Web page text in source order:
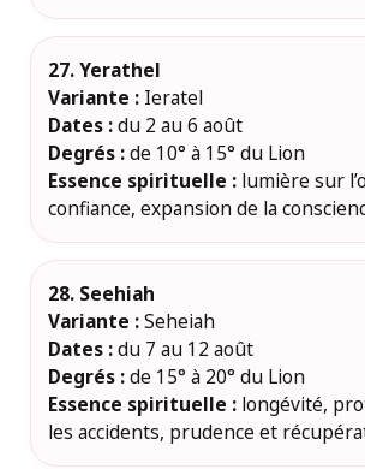
27. Yerathel
Variante : Ieratel
Dates :du 2 au 6 août
Degrés :de 10° à 15° du Lion
Essence spirituelle : lumière sur
confiance, expansion de la
28. Seehiah
Variante :Seheiah
Dates :du 7 au 12 août
Degrés :de 15° à 20° du Lion
Essence spirituelle : longévité,
les accidents, prudence et